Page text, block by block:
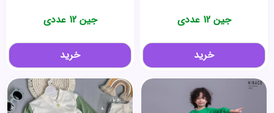
جین 12 عددی
خرید
جین 12 عددی
خرید